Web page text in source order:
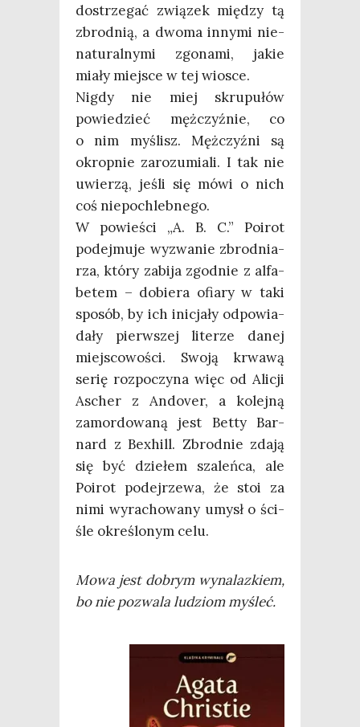
dostrze­gać zwią­zek mię­dzy tą
zbrod­nią, a dwo­ma inny­mi nie­
na­tu­ral­ny­mi zgo­na­mi, jakie
mia­ły miej­sce w tej wiosce.
Nigdy nie miej skru­pu­łów
powie­dzieć męż­czyź­nie, co
o nim myślisz. Męż­czyź­ni są
okrop­nie zaro­zu­mia­li. I tak nie
uwie­rzą, jeśli się mówi o nich
coś niepochlebnego.
W powie­ści „A. B. C.” Poirot
podej­mu­je wyzwa­nie zbrod­nia­
rza, któ­ry zabi­ja zgod­nie z alfa­
be­tem – dobie­ra ofia­ry w taki
spo­sób, by ich ini­cja­ły odpo­wia­
da­ły pierw­szej lite­rze danej
miej­sco­wo­ści. Swo­ją krwa­wą
serię roz­po­czy­na więc od Ali­cji
Ascher z Ando­ver, a kolej­ną
zamor­do­wa­ną jest Bet­ty Bar­
nard z Bexhill. Zbrod­nie zda­ją
się być dzie­łem sza­leń­ca, ale
Poirot podej­rze­wa, że stoi za
nimi wyra­cho­wa­ny umysł o ści­
śle okre­ślo­nym celu.
Mowa jest dobrym wyna­laz­kiem,
bo nie pozwa­la ludziom myśleć.